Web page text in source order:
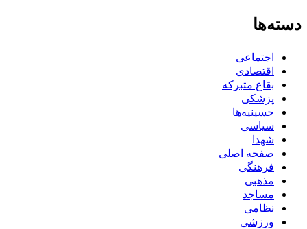
دسته‌ها
اجتماعی
اقتصادی
بقاع متبرکه
پزشکی
حسینیه‌ها
سیاسی
شهدا
صفحه اصلی
فرهنگی
مذهبی
مساجد
نظامی
ورزشی